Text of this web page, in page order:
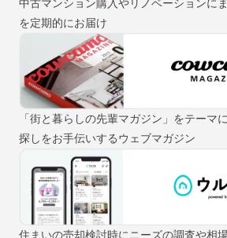
中古マンション購入やリノベーションに
を定期的にお届け
「街と暮らしの先輩マガジン」をテーマ
探しをお手伝いするウェブマガジン
住まいの売却検討時にニーズの調査や相